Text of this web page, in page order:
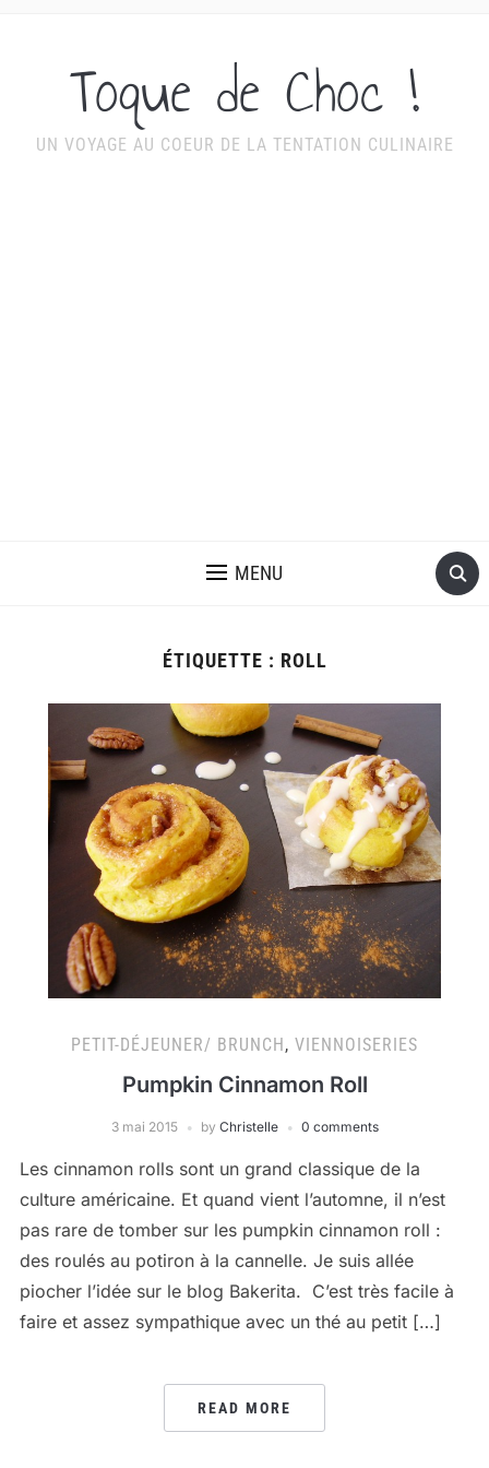
Toque de Choc !
UN VOYAGE AU COEUR DE LA TENTATION CULINAIRE
MENU
ÉTIQUETTE : ROLL
PETIT-DÉJEUNER/ BRUNCH, VIENNOISERIES
Pumpkin Cinnamon Roll
3 mai 2015 by Christelle 0 comments
Les cinnamon rolls sont un grand classique de la
culture américaine. Et quand vient l’automne, il n’est
pas rare de tomber sur les pumpkin cinnamon roll :
des roulés au potiron à la cannelle. Je suis allée
piocher l’idée sur le blog Bakerita. C’est très facile à
faire et assez sympathique avec un thé au petit […]
READ MORE